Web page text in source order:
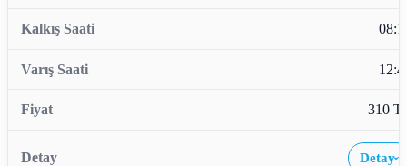
310
Detay›